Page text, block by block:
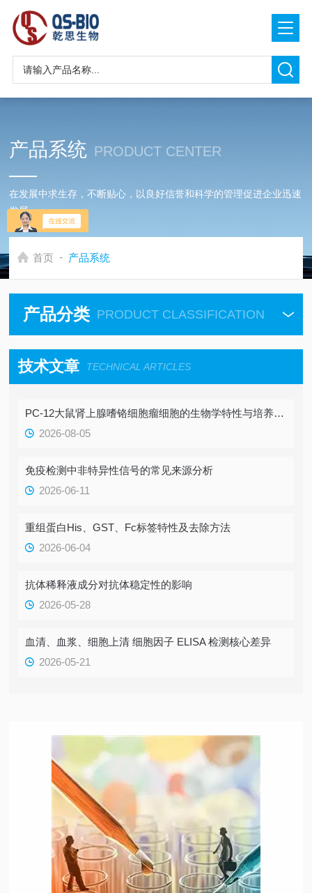
产品系统 PRODUCT CENTER
在发展中求生存，不断贴心，以良好信誉和科学的管理促进企业迅速
发展
首页 - 产品系统
产品分类 PRODUCT CLASSIFICATION
技术文章 TECHNICAL ARTICLES
PC-12大鼠肾上腺嗜铬细胞瘤细胞的生物学特性与培养要点
2026-08-05
免疫检测中非特异性信号的常见来源分析
2026-06-11
重组蛋白His、GST、Fc标签特性及去除方法
2026-06-04
抗体稀释液成分对抗体稳定性的影响
2026-05-28
血清、血浆、细胞上清 细胞因子 ELISA 检测核心差异
2026-05-21